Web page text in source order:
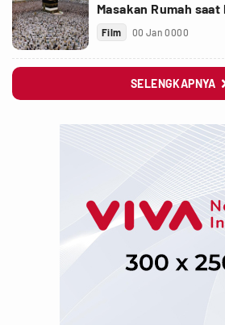
Masakan Rumah saat
Film 00 Jan 0000
SELENGKAPNYA